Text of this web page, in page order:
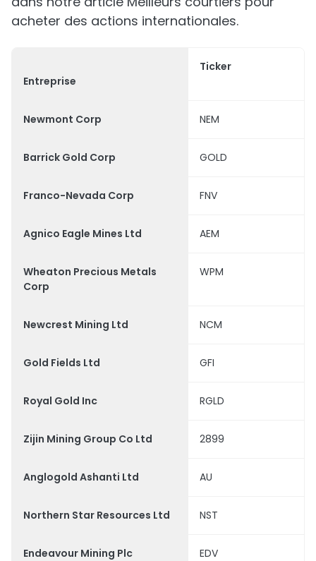
acheter des actions internationales.
Entreprise
Ticker
Newmont Corp NEM
Barrick Gold Corp GOLD
Franco-Nevada Corp FNV
Agnico Eagle Mines Ltd AEM
Wheaton Precious Metals
Corp
WPM
Newcrest Mining Ltd NCM
Gold Fields Ltd GFI
Royal Gold Inc RGLD
Zijin Mining Group Co Ltd 2899
Anglogold Ashanti Ltd AU
Northern Star Resources Ltd NST
Endeavour Mining Plc EDV